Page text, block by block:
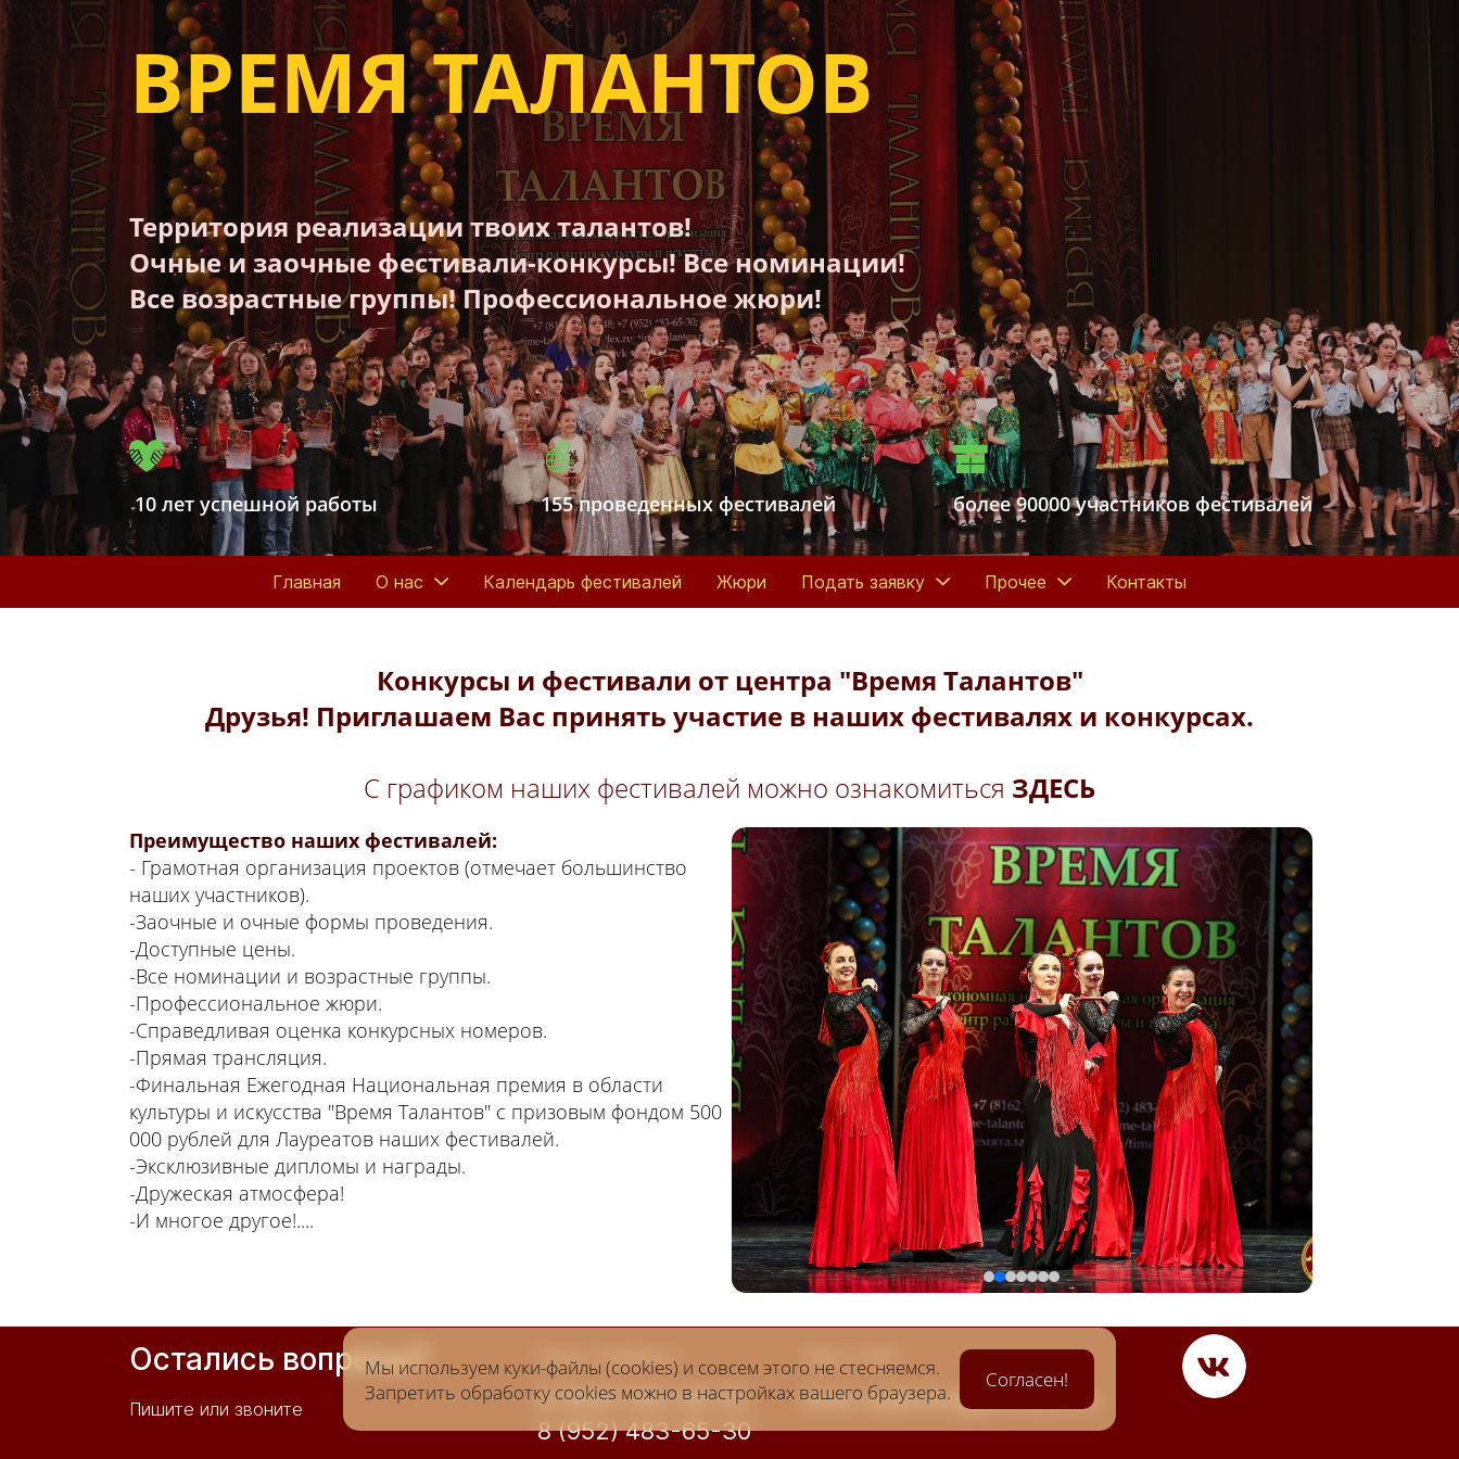
ВРЕМЯ ТАЛАНТОВ
Территория реализации твоих талантов!
Очные и заочные фестивали-конкурсы! Все номинации!
Все возрастные группы! Профессиональное жюри!
10 лет успешной работы 155 проведенных фестивалей более 90000 участников фестивалей
Главная О нас Календарь фестивалей Жюри Подать заявку Прочее Контакты
Конкурсы и фестивали от центра "Время Талантов"
Друзья! Приглашаем Вас принять участие в наших фестивалях и конкурсах.
С графиком наших фестивалей можно ознакомиться ЗДЕСЬ
Преимущество наших фестивалей:
- Грамотная организация проектов (отмечает большинство
наших участников).
-Заочные и очные формы проведения.
-Доступные цены.
-Все номинации и возрастные группы.
-Профессиональное жюри.
-Справедливая оценка конкурсных номеров.
-Прямая трансляция.
-Финальная Ежегодная Национальная премия в области
культуры и искусства "Время Талантов" с призовым фондом 500
000 рублей для Лауреатов наших фестивалей.
-Эксклюзивные дипломы и награды.
-Дружеская атмосфера!
-И многое другое!....
Остались вопросы?
Пишите или звоните
Наши телефоны:
8 (800) 550-26-25
8 (952) 483-65-30
time-talantov@yandex.ru
Мы используем куки-файлы (cookies) и совсем этого не стесняемся.
Запретить обработку cookies можно в настройках вашего браузера.
Согласен!